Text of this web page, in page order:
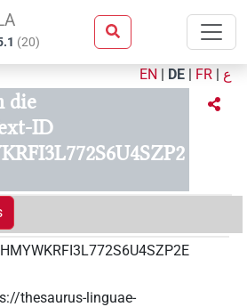
(20)
EN | DE | FR | ع
die
ID
thesaurus-linguae-